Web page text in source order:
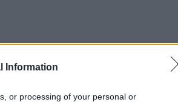
Information
or processing of your personal or